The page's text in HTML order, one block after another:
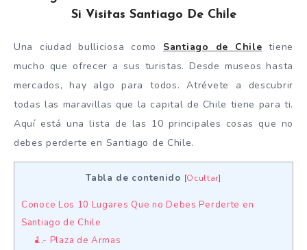
Si Visitas Santiago De Chile
Una ciudad bulliciosa como Santiago de Chile tiene
mucho que ofrecer a sus turistas. Desde museos hasta
mercados, hay algo para todos. Atrévete a descubrir
todas las maravillas que la capital de Chile tiene para ti.
Aquí está una lista de las 10 principales cosas que no
debes perderte en Santiago de Chile.
Tabla de contenido [Ocultar]
Conoce Los 10 Lugares Que no Debes Perderte en
Santiago de Chile
1.- Plaza de Armas